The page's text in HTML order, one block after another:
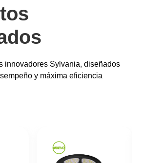
innovadores Sylvania, diseñados
y máxima eficiencia